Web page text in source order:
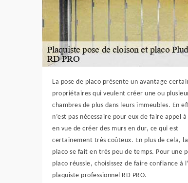
La pose de placo présente un avantage
propriétaires qui veulent créer une ou
chambres de plus dans leurs immeubles. En
n’est pas nécessaire pour eux de faire appel
en vue de créer des murs en dur, ce qui est
certainement très coûteux. En plus de cela,
placo se fait en très peu de temps. Pour une
placo réussie, choisissez de faire confiance à
plaquiste professionnel RD PRO.